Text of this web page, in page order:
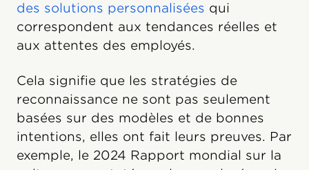
des solutions personnalisées qui
correspondent aux tendances réelles et
aux attentes des employés.
Cela signifie que les stratégies de
reconnaissance ne sont pas seulement
basées sur des modèles et de bonnes
intentions, elles ont fait leurs preuves. Par
exemple, le 2024 Rapport mondial sur la